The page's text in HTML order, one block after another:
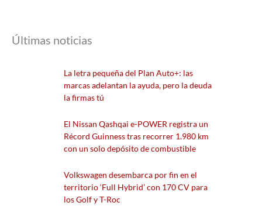
Últimas noticias
La letra pequeña del Plan Auto+: las
marcas adelantan la ayuda, pero la deuda
la firmas tú
El Nissan Qashqai e-POWER registra un
Récord Guinness tras recorrer 1.980 km
con un solo depósito de combustible
Volkswagen desembarca por fin en el
territorio ‘Full Hybrid’ con 170 CV para
los Golf y T-Roc